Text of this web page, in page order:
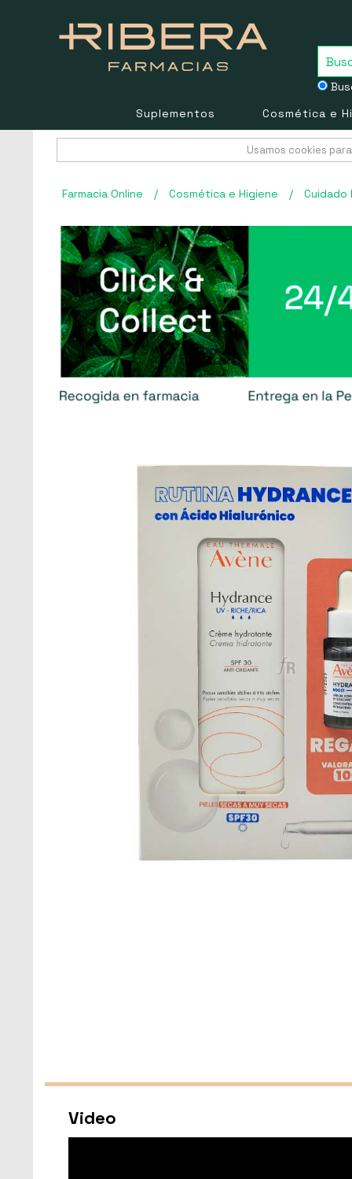
Suplementos Cosmética e
Usamos cookies
Farmacia Online / Cosmética e Higiene / Cuidado
Video